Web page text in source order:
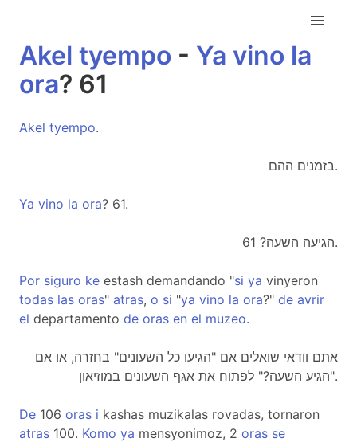
Akel tyempo - Ya vino la
ora? 61
Akel tyempo.
בזמנים ההם.
Ya vino la ora? 61.
הגיעה השעה? 61.
Por siguro ke estash demandando "si ya vinyeron
todas las oras" atras, o si "ya vino la ora?" de avrir
el departamento de oras en el muzeo.
אתם וודאי שואלים אם "הגיעו כל השעונים" בחזרה, או אם
"הגיע השעה?" לפתוח את אגף השעונים במוזיאון.
De 106 oras i kashas muzikalas rovadas, tornaron
atras 100. Komo ya mensyonimoz, 2 oras se